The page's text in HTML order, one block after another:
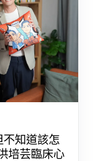
不知道該怎
培芸臨床心